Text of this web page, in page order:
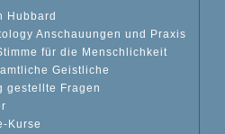
Hubbard
Anschauungen und Praxis
für die Menschlichkeit
Geistliche
gestellte Fragen
Kurse